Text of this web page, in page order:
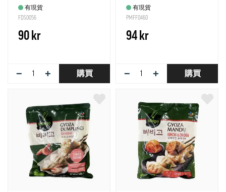
有現貨
FDS0056
90 kr
− + 購買
有現貨
PMFF0460
94 kr
− + 購買